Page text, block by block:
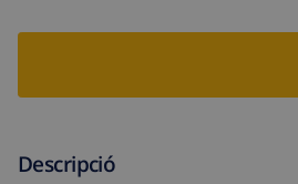
Descripció